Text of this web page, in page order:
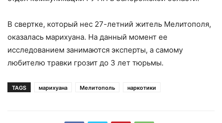
В свертке, который нес 27-летний житель Мелитополя,
оказалась марихуана. На данный момент ее
исследованием занимаются эксперты, а самому
любителю травки грозит до 3 лет тюрьмы.
TAGS марихуана Мелитополь наркотики